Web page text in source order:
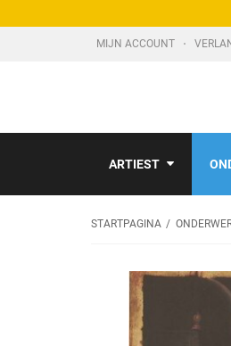
MIJN ACCOUNT
ARTIEST
STARTPAGINA